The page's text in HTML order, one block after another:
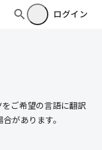
ログイン
ご希望の言語に翻訳
があります。